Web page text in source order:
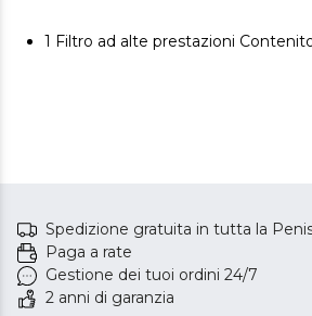
1 Filtro ad alte prestazioni
Spedizione gratuita in tutta la
Paga a rate
Gestione dei tuoi ordini 24/7
2 anni di garanzia